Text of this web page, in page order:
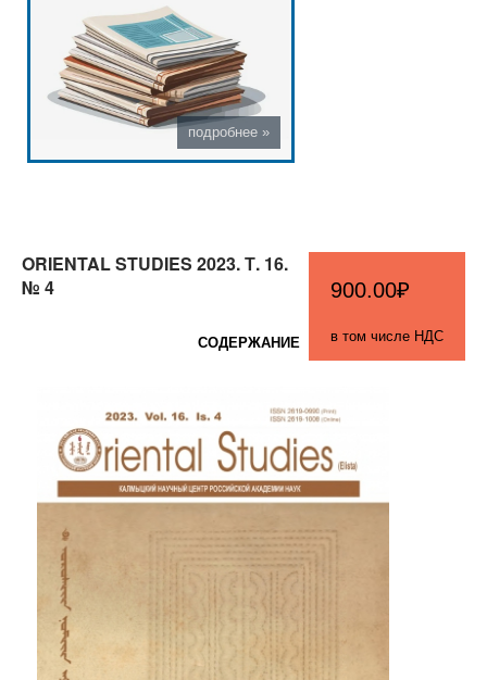
900.00₽
в том числе НДС
ORIENTAL STUDIES 2023. Т. 16.
№ 4
СОДЕРЖАНИЕ